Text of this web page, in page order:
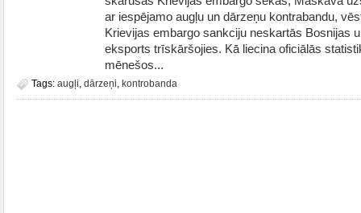
ar iespējamo augļu un dārzeņu kontrabandu,
Krievijas embargo sankciju neskartās Bosnijas
eksports trīskāršojies. Kā liecina oficiālās
mēnešos...
Tags: augļi, dārzeņi, kontrobanda